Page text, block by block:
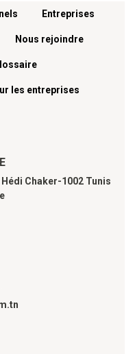
Entreprises
Nous rejoindre
les entreprises
Hédi Chaker-1002 Tunis